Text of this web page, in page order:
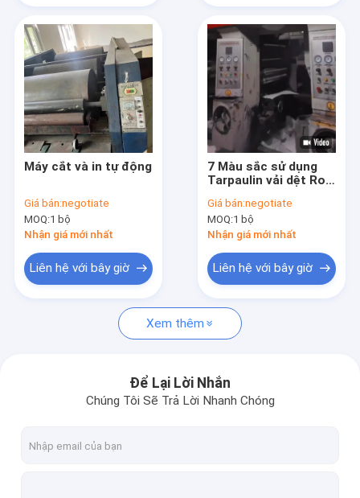
Sản phẩm
Về chúng tôi
Chuyến tham quan nhà máy
Tin tức
Các vụ án
Máy trục tròn được sử dụng
Dòng sơn lớp phủ ép dùng
Máy cắt và in tự động
Giá bán:negotiate
MOQ:1 bộ
Nhận giá mới nhất
Liên hệ với bây giờ
7 Màu sắc sử dụng
Tarpaulin vải dệt Roll
máy in
Giá bán:negotiate
MOQ:1 bộ
Nhận giá mới nhất
Liên hệ với bây giờ
Xem thêm
Để Lại Lời Nhắn
Chúng Tôi Sẽ Trả Lời Nhanh Chóng